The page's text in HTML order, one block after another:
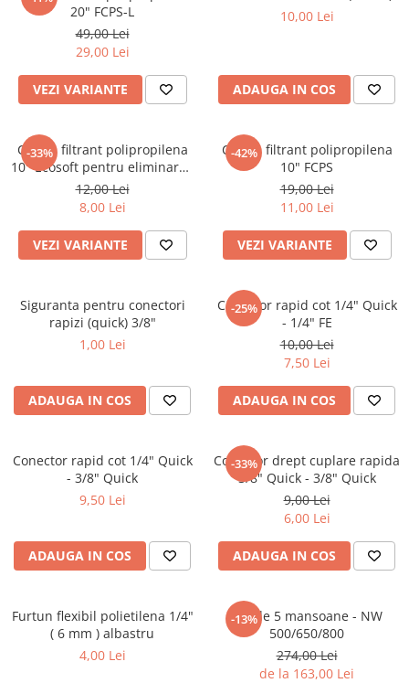
Lampi UV de schimb
Rezervoare
Medii de filtrare
Pompe de presiune
Conectori statie
Contoare si debitmetre
Accesorii diverse
20" FCPS-L
49,00 Lei
29,00 Lei
VEZI VARIANTE
10,00 Lei
ADAUGA IN COS
-33%
Cartus filtrant polipropilena
10" Ecosoft pentru eliminarea
sedimentelor
12,00 Lei
8,00 Lei
VEZI VARIANTE
-42%
Cartus filtrant polipropilena
10" FCPS
19,00 Lei
11,00 Lei
VEZI VARIANTE
Siguranta pentru conectori
rapizi (quick) 3/8"
1,00 Lei
ADAUGA IN COS
-25%
Conector rapid cot 1/4" Quick
- 1/4" FE
10,00 Lei
7,50 Lei
ADAUGA IN COS
Conector rapid cot 1/4" Quick
- 3/8" Quick
9,50 Lei
ADAUGA IN COS
-33%
Conector drept cuplare rapida
3/8" Quick - 3/8" Quick
9,00 Lei
6,00 Lei
ADAUGA IN COS
Furtun flexibil polietilena 1/4"
( 6 mm ) albastru
4,00 Lei
-13%
Set de 5 mansoane - NW
500/650/800
274,00 Lei
de la 163,00 Lei